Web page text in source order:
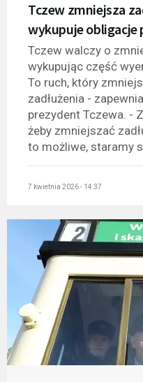
Tczew zmniejsza
wykupuje obligacje
Tczew walczy o
wykupując część
To ruch, który
zadłużenia -
prezydent Tczewa. -
żeby zmniejszać
to możliwe, staramy
7 kwietnia 2026 - 14:37